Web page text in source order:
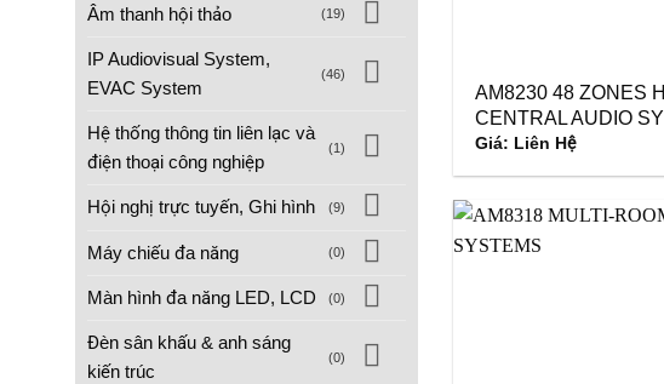
Âm thanh hội thảo (19)
IP Audiovisual System,
EVAC System
(46)
Hệ thống thông tin liên lạc và
điện thoại công nghiệp
(1)
Hội nghị trực tuyến, Ghi hình (9)
Máy chiếu đa năng (0)
Màn hình đa năng LED, LCD (0)
Đèn sân khấu & anh sáng
kiến trúc
(0)
AM8230 48 ZONES
CENTRAL AUDIO
Giá: Liên Hệ